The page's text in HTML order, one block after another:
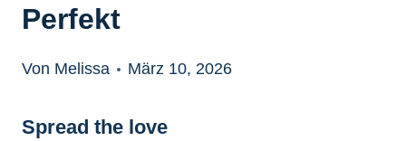
Perfekt
Von Melissa März 10, 2026
Spread the love